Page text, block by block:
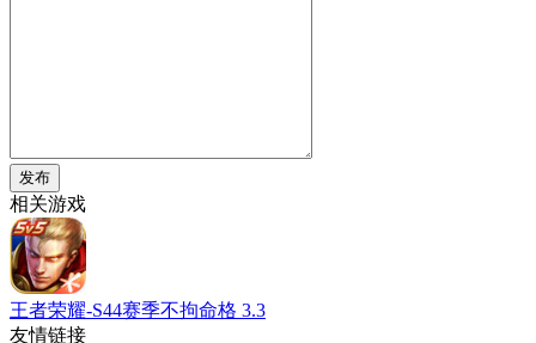
发布
相关游戏
王者荣耀-S44赛季不拘命格 3.3
友情链接